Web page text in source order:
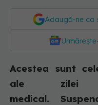
Adaugă-ne ca
Acestea sunt
ale zilei
medical.